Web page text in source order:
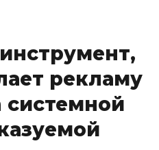
рекламу
системной